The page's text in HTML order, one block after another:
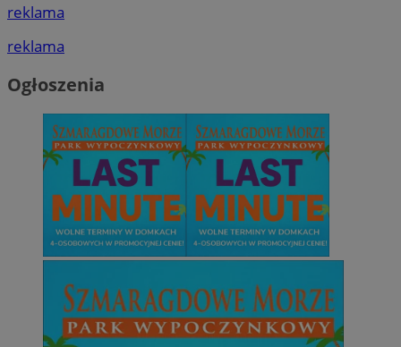
reklama
reklama
Ogłoszenia